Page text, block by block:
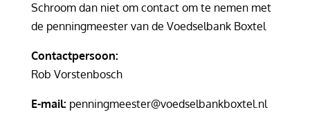
Schroom dan niet om contact om te nemen met
de penningmeester van de Voedselbank Boxtel
Contactpersoon:
Rob Vorstenbosch
E-mail: penningmeester@voedselbankboxtel.nl